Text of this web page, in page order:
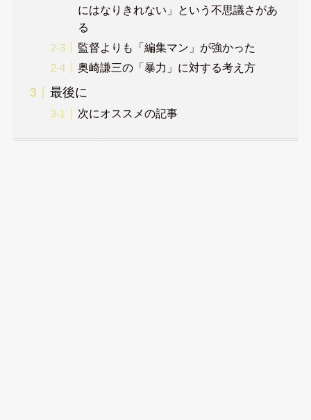
にはなりきれない」という不思議さがあ
る
監督よりも「編集マン」が強かった
奥崎謙三の「暴力」に対する考え方
最後に
次にオススメの記事